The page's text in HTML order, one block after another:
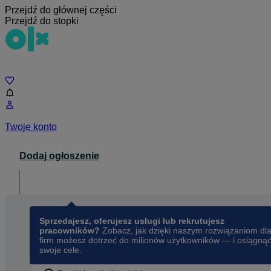
Przejdź do głównej części
Przejdź do stopki
Twoje konto
Dodaj ogłoszenie
Sprzedajesz, oferujesz usługi lub rekrutujesz
pracowników? Zobacz, jak dzięki naszym rozwiązaniom dla
firm możesz dotrzeć do milionów użytkowników — i osiągnąć
swoje cele.